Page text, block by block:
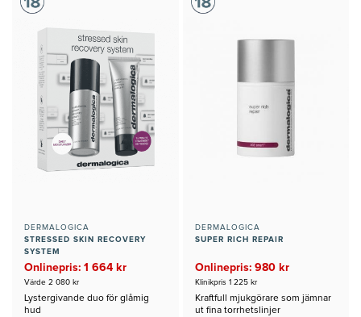
DERMALOGICA
STRESSED SKIN RECOVERY
SYSTEM
Onlinepris: 1 664 kr
Värde 2 080 kr
Lystergivande duo för glåmig
hud
DERMALOGICA
SUPER RICH REPAIR
Onlinepris: 980 kr
Klinikpris 1 225 kr
Kraftfull mjukgörare som jämnar
ut fina torrhetslinjer